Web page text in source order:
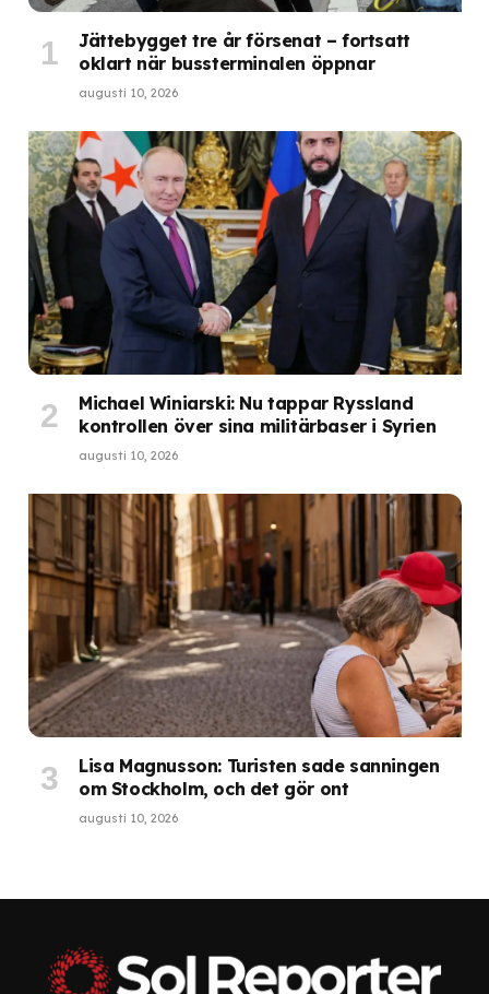
Jättebygget tre år försenat – fortsatt
oklart när bussterminalen öppnar
augusti 10, 2026
Michael Winiarski: Nu tappar Ryssland
kontrollen över sina militärbaser i Syrien
augusti 10, 2026
Lisa Magnusson: Turisten sade sanningen
om Stockholm, och det gör ont
augusti 10, 2026